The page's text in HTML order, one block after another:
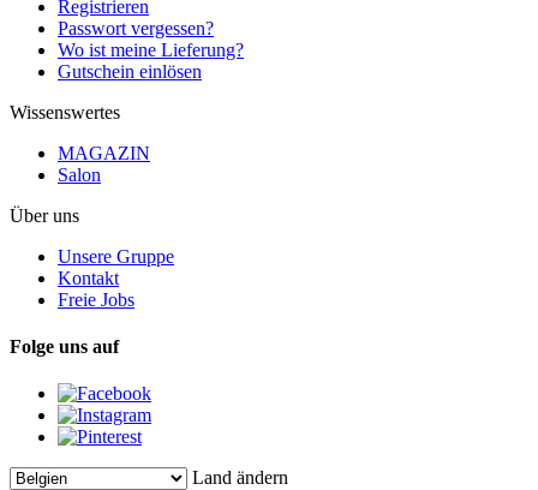
Registrieren
Passwort vergessen?
Wo ist meine Lieferung?
Gutschein einlösen
Wissenswertes
MAGAZIN
Salon
Über uns
Unsere Gruppe
Kontakt
Freie Jobs
Folge uns auf
Land ändern